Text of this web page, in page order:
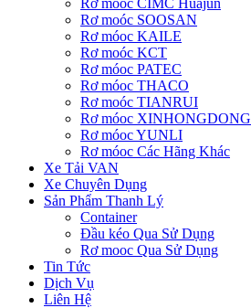
Rơ móoc CIMC Huajun
Rơ moóc SOOSAN
Rơ móoc KAILE
Rơ moóc KCT
Rơ móoc PATEC
Rơ móoc THACO
Rơ moóc TIANRUI
Rơ móoc XINHONGDONG
Rơ móoc YUNLI
Rơ móoc Các Hãng Khác
Xe Tải VAN
Xe Chuyên Dụng
Sản Phẩm Thanh Lý
Container
Đầu kéo Qua Sử Dụng
Rơ mooc Qua Sử Dụng
Tin Tức
Dịch Vụ
Liên Hệ